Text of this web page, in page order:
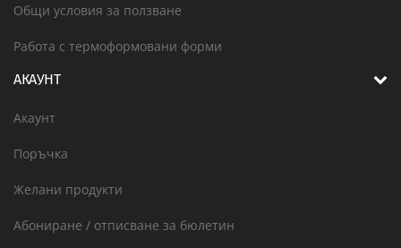
Общи условия за ползване
Работа с термоформовани форми
АКАУНТ
Акаунт
Поръчка
Желани продукти
Абониране / отписване за бюлетин